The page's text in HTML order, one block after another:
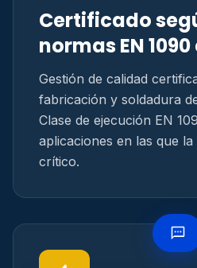
Certificado
normas EN 1090
Gestión de calidad
fabricación y soldadura
Clase de ejecución EN
aplicaciones en las que
crítico.